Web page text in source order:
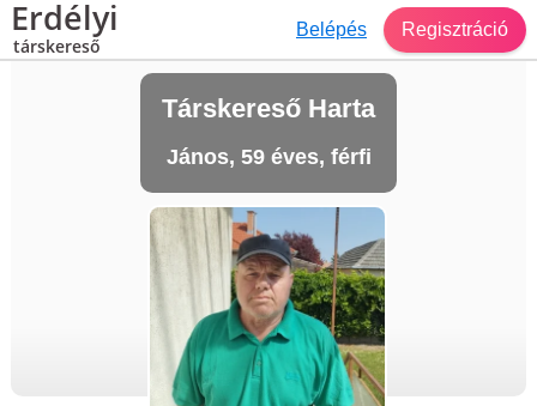
Erdélyi
társkereső
Belépés Regisztráció
Társkereső Harta
János, 59 éves, férfi